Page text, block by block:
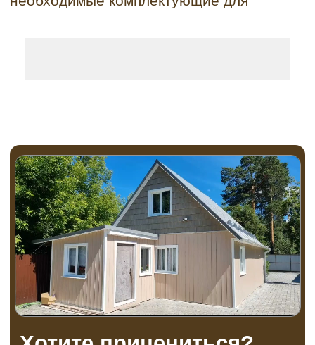
Ю-ПЛАСТ
Наслаждайтесь просмотром!
Фотографии можно увеличить, просто
нажав на них.